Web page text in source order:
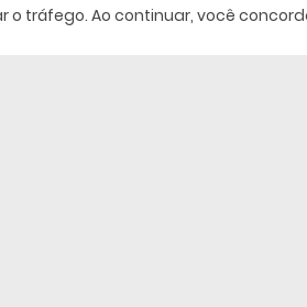
o tráfego. Ao continuar, você